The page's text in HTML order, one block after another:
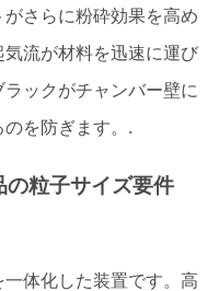
さらに粉砕効果を高め
流が材料を迅速に運び
ックがチャンバー壁に
を防ぎます。.
粒子サイズ要件
体化した装置です。高